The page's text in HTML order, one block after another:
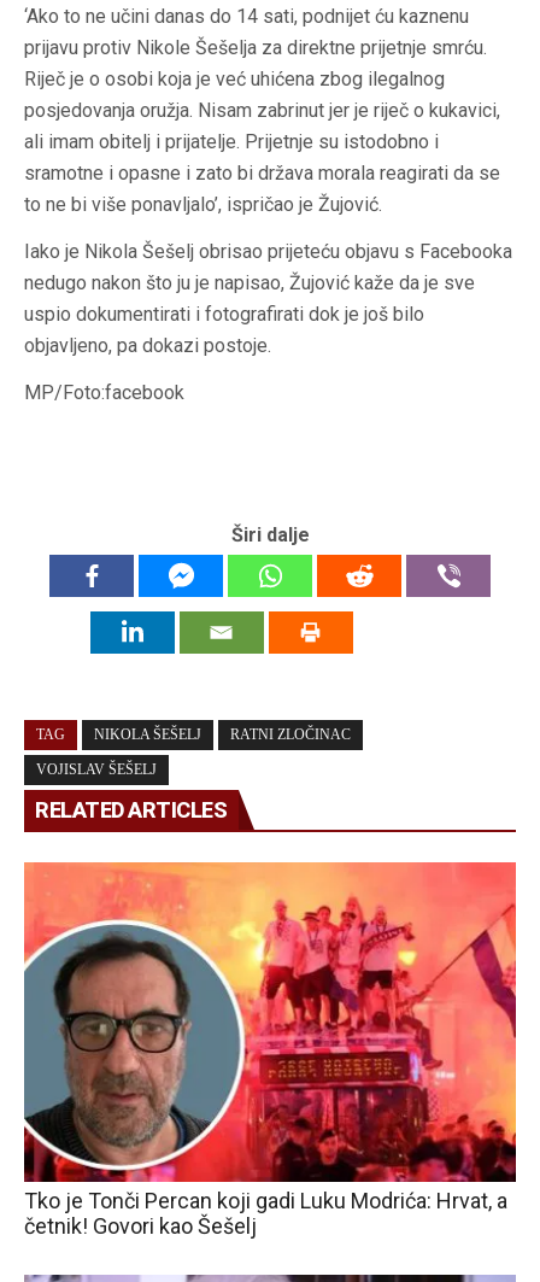
‘Ako to ne učini danas do 14 sati, podnijet ću kaznenu
prijavu protiv Nikole Šešelja za direktne prijetnje smrću.
Riječ je o osobi koja je već uhićena zbog ilegalnog
posjedovanja oružja. Nisam zabrinut jer je riječ o kukavici,
ali imam obitelj i prijatelje. Prijetnje su istodobno i
sramotne i opasne i zato bi država morala reagirati da se
to ne bi više ponavljalo’, ispričao je Žujović.
Iako je Nikola Šešelj obrisao prijeteću objavu s Facebooka
nedugo nakon što ju je napisao, Žujović kaže da je sve
uspio dokumentirati i fotografirati dok je još bilo
objavljeno, pa dokazi postoje.
MP/Foto:facebook
Širi dalje
TAG NIKOLA ŠEŠELJ RATNI ZLOČINAC
VOJISLAV ŠEŠELJ
RELATED ARTICLES
Tko je Tonči Percan koji gadi Luku Modrića: Hrvat, a
četnik! Govori kao Šešelj